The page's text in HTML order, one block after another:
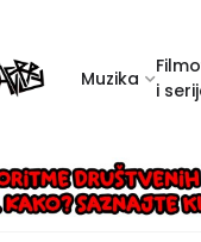
Muzika
i